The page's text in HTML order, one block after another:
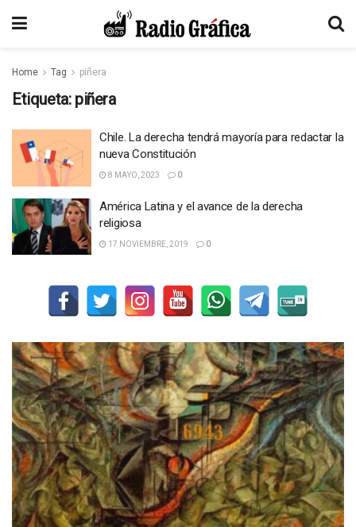
Home Tag piñera
Etiqueta: piñera
Chile. La derecha tendrá mayoría para redactar la
nueva Constitución
8 MAYO, 2023 0
América Latina y el avance de la derecha
religiosa
17 NOVIEMBRE, 2019 0